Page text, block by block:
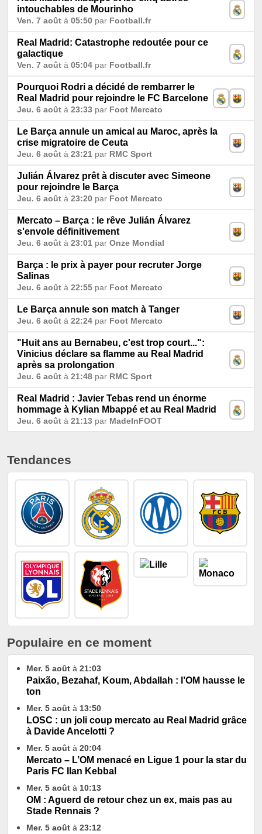
intouchables de Mourinho
Ven. 7 août à 05:50 par Football.fr
Real Madrid: Catastrophe redoutée pour ce
galactique
Ven. 7 août à 05:04 par Football.fr
Pourquoi Rodri a décidé de rembarrer le
Real Madrid pour rejoindre le FC Barcelone
Jeu. 6 août à 23:33 par Foot Mercato
Le Barça annule un amical au Maroc, après la
crise migratoire de Ceuta
Jeu. 6 août à 23:21 par RMC Sport
Julián Álvarez prêt à discuter avec Simeone
pour rejoindre le Barça
Jeu. 6 août à 23:20 par Foot Mercato
Mercato – Barça : le rêve Julián Álvarez
s'envole définitivement
Jeu. 6 août à 23:01 par Onze Mondial
Barça : le prix à payer pour recruter Jorge
Salinas
Jeu. 6 août à 22:55 par Foot Mercato
Le Barça annule son match à Tanger
Jeu. 6 août à 22:24 par Foot Mercato
"Huit ans au Bernabeu, c'est trop court...":
Vinicius déclare sa flamme au Real Madrid
après sa prolongation
Jeu. 6 août à 21:48 par RMC Sport
Real Madrid : Javier Tebas rend un énorme
hommage à Kylian Mbappé et au Real Madrid
Jeu. 6 août à 21:13 par MadeInFOOT
Tendances
Populaire en ce moment
Mer. 5 août à 21:03
Paixão, Bezahaf, Koum, Abdallah : l’OM hausse le
ton
Mer. 5 août à 13:50
LOSC : un joli coup mercato au Real Madrid grâce
à Davide Ancelotti ?
Mer. 5 août à 20:04
Mercato – L’OM menacé en Ligue 1 pour la star du
Paris FC Ilan Kebbal
Mer. 5 août à 10:13
OM : Aguerd de retour chez un ex, mais pas au
Stade Rennais ?
Mer. 5 août à 23:12